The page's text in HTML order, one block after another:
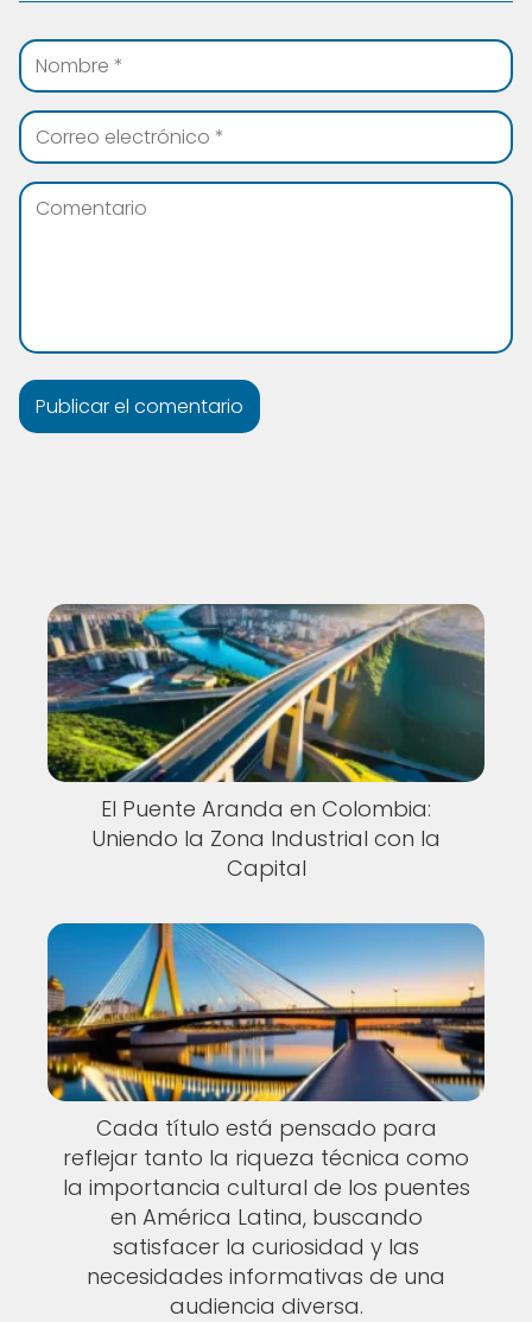
El Puente Aranda en Colombia:
Uniendo la Zona Industrial con la
Capital
Cada título está pensado para
reflejar tanto la riqueza técnica como
la importancia cultural de los puentes
en América Latina, buscando
satisfacer la curiosidad y las
necesidades informativas de una
audiencia diversa.